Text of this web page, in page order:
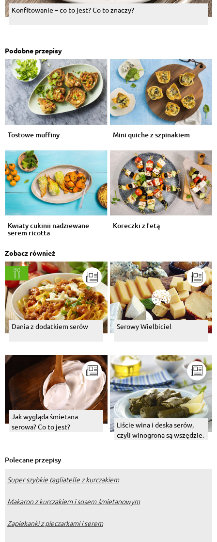
Konfitowanie – co to jest? Co to znaczy?
Podobne przepisy
Tostowe muffiny Mini quiche z szpinakiem
Kwiaty cukinii nadziewane
serem ricotta
Koreczki z fetą
Zobacz również
Dania z dodatkiem serów Serowy Wielbiciel
Jak wygląda śmietana
serowa? Co to jest?
Liście wina i deska serów,
czyli winogrona są wszędzie.
Polecane przepisy
Super szybkie tagliatelle z kurczakiem
Makaron z kurczakiem i sosem śmietanowym
Zapiekanki z pieczarkami i serem